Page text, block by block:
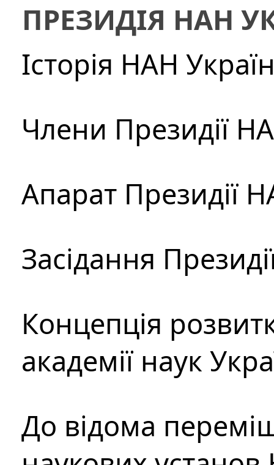
ПРЕЗИДІЯ НАН
Історія НАН
Члени Президії
Апарат Президії
Засідання
Концепція
академії наук
До відома